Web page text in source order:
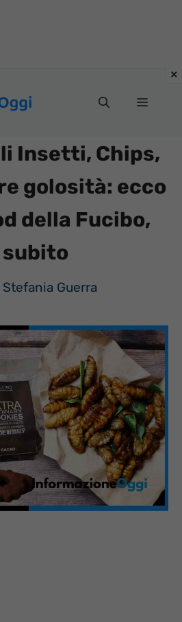
Menu
Insetti, Chips,
golosità: ecco
della Fucibo,
subito
Stefania Guerra